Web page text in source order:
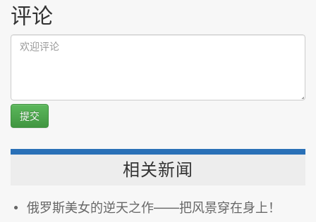
评论
提交
相关新闻
俄罗斯美女的逆天之作——把风景穿在身上！